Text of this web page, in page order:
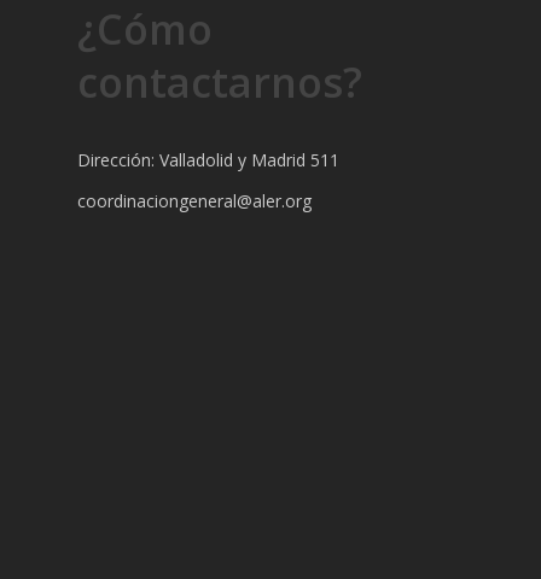
¿Cómo
contactarnos?
Dirección: Valladolid y Madrid 511
coordinaciongeneral@aler.org